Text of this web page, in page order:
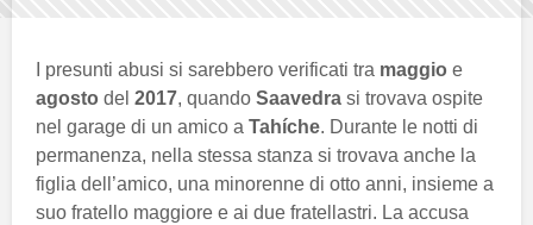
I presunti abusi si sarebbero verificati tra maggio e
agosto del 2017, quando Saavedra si trovava ospite
nel garage di un amico a Tahíche. Durante le notti di
permanenza, nella stessa stanza si trovava anche la
figlia dell’amico, una minorenne di otto anni, insieme a
suo fratello maggiore e ai due fratellastri. La accusa